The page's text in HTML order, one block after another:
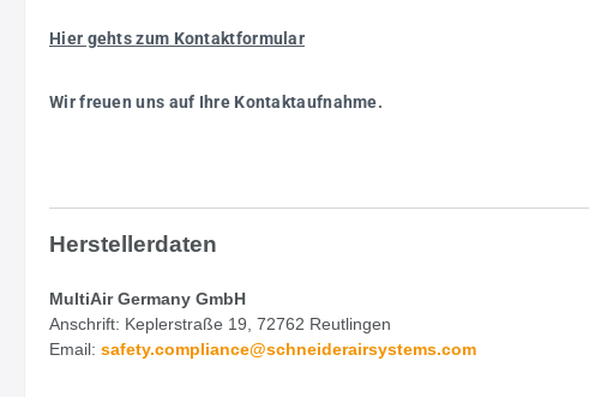
Hier gehts zum Kontaktformular
Wir freuen uns auf Ihre Kontaktaufnahme.
Herstellerdaten
MultiAir Germany GmbH
Anschrift: Keplerstraße 19, 72762 Reutlingen
Email: safety.compliance@schneiderairsystems.com